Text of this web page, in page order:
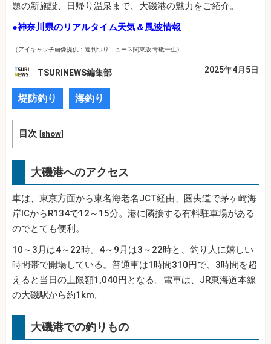
題の新施設、日帰り温泉まで、大磯港の魅力をご紹介。
●神奈川県のリアルタイム天気＆風波情報
（アイキャッチ画像提供：週刊つりニュース関東版 青砥一生）
TSURINEWS編集部 2025年4月5日
堤防釣り 海釣り
目次 [show]
大磯港へのアクセス
車は、東京方面から東名海老名JCT経由、圏央道で茅ヶ崎海
岸ICからR134で12～15分。港に隣接する有料駐車場がある
のでとても便利。
10～3月は4～22時。4～9月は3～22時と、釣り人に嬉しい
時間帯で開場している。普通車は1時間310円で、3時間を超
えると当日の上限額1,040円となる。電車は、JR東海道本線
の大磯駅から約1km。
大磯港での釣りもの